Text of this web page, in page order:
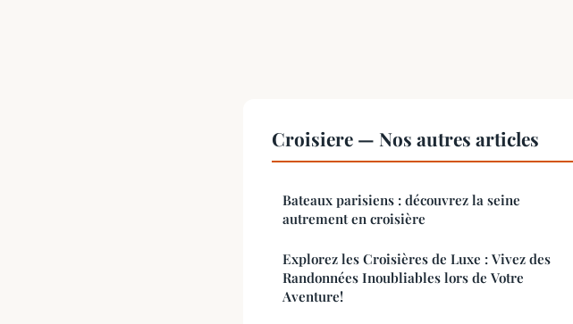
Croisiere — Nos autres articles
Bateaux parisiens : découvrez la seine
autrement en croisière
Explorez les Croisières de Luxe : Vivez des
Randonnées Inoubliables lors de Votre
Aventure!